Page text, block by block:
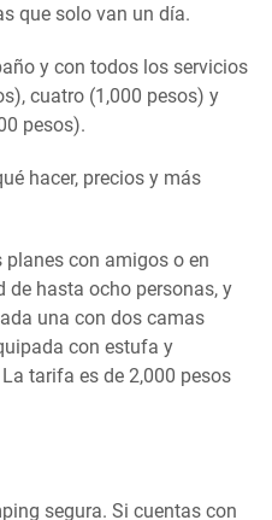
que solo van un día.
y con todos los servicios
cuatro (1,000 pesos) y
pesos).
con amigos o en
hasta ocho personas, y
una con dos camas
con estufa y
tarifa es de 2,000 pesos
segura. Si cuentas con